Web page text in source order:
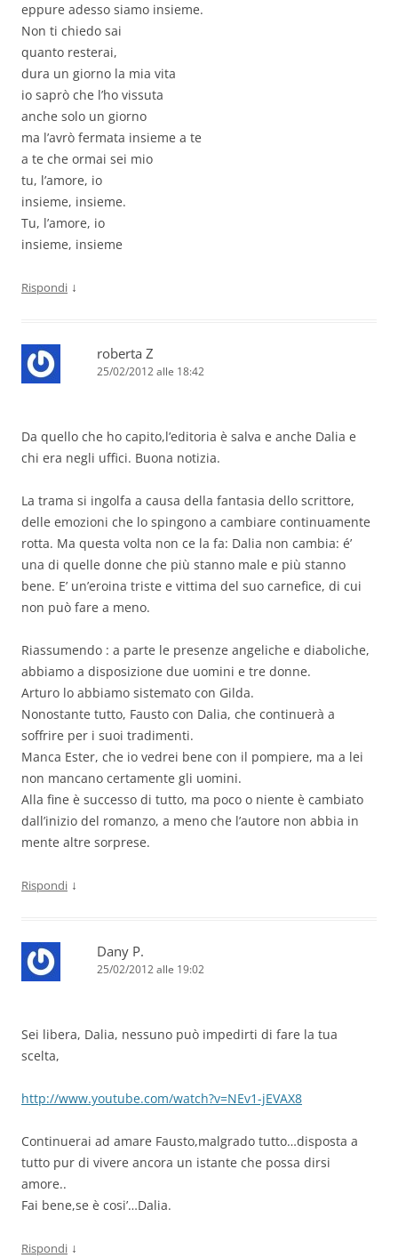
eppure adesso siamo insieme.
Non ti chiedo sai
quanto resterai,
dura un giorno la mia vita
io saprò che l’ho vissuta
anche solo un giorno
ma l’avrò fermata insieme a te
a te che ormai sei mio
tu, l’amore, io
insieme, insieme.
Tu, l’amore, io
insieme, insieme
Rispondi ↓
roberta Z
25/02/2012 alle 18:42
Da quello che ho capito,l’editoria è salva e anche Dalia e
chi era negli uffici. Buona notizia.
La trama si ingolfa a causa della fantasia dello scrittore,
delle emozioni che lo spingono a cambiare continuamente
rotta. Ma questa volta non ce la fa: Dalia non cambia: é’
una di quelle donne che più stanno male e più stanno
bene. E’ un’eroina triste e vittima del suo carnefice, di cui
non può fare a meno.
Riassumendo : a parte le presenze angeliche e diaboliche,
abbiamo a disposizione due uomini e tre donne.
Arturo lo abbiamo sistemato con Gilda.
Nonostante tutto, Fausto con Dalia, che continuerà a
soffrire per i suoi tradimenti.
Manca Ester, che io vedrei bene con il pompiere, ma a lei
non mancano certamente gli uomini.
Alla fine è successo di tutto, ma poco o niente è cambiato
dall’inizio del romanzo, a meno che l’autore non abbia in
mente altre sorprese.
Rispondi ↓
Dany P.
25/02/2012 alle 19:02
Sei libera, Dalia, nessuno può impedirti di fare la tua
scelta,
http://www.youtube.com/watch?v=NEv1-jEVAX8
Continuerai ad amare Fausto,malgrado tutto…disposta a
tutto pur di vivere ancora un istante che possa dirsi
amore..
Fai bene,se è cosi’…Dalia.
Rispondi ↓